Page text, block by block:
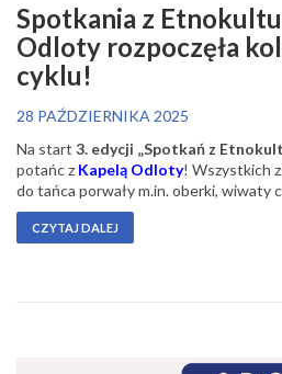
Spotkania z
Odloty rozpoczęła
cyklu!
28 PAŹDZIERNIKA 2025
Na start 3. edycji „Spotkań z
potańc z Kapelą Odloty! Wszystkich
do tańca porwały m.in. oberki, wiwaty
CZYTAJ DALEJ